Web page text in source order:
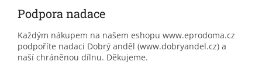
Podpora nadace
Každým nákupem na našem eshopu www.eprodoma.cz
podpoříte nadaci Dobrý anděl (www.dobryandel.cz) a
naší chráněnou dílnu. Děkujeme.